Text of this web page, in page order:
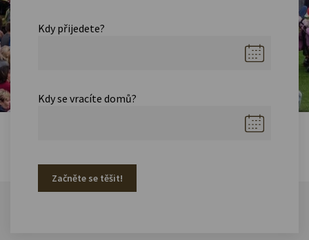
Kdy přijedete?
Kdy se vracíte domů?
Začněte se těšit!